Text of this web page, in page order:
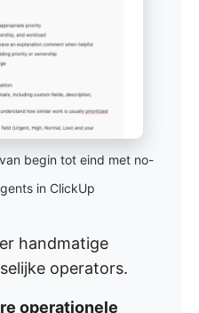
begin tot eind met no-
in ClickUp
handmatige
operators.
operationele